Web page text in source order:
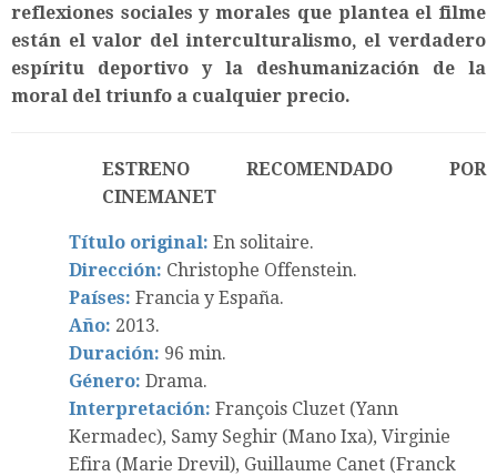
reflexiones sociales y morales que plantea el filme
están el valor del interculturalismo, el verdadero
espíritu deportivo y la deshumanización de la
moral del triunfo a cualquier precio.
ESTRENO RECOMENDADO POR
CINEMANET
Título original: En solitaire.
Dirección: Christophe Offenstein.
Países: Francia y España.
Año: 2013.
Duración: 96 min.
Género: Drama.
Interpretación: François Cluzet (Yann
Kermadec), Samy Seghir (Mano Ixa), Virginie
Efira (Marie Drevil), Guillaume Canet (Franck